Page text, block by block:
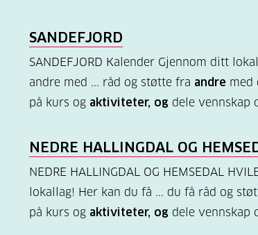
SANDEFJORD
SANDEFJORD Kalender Gjennom ditt
andre med ... råd og støtte fra andre med
på kurs og aktiviteter, og dele vennskap
NEDRE HALLINGDAL OG
NEDRE HALLINGDAL OG HEMSEDAL
lokallag! Her kan du få ... du få råd og
på kurs og aktiviteter, og dele vennskap